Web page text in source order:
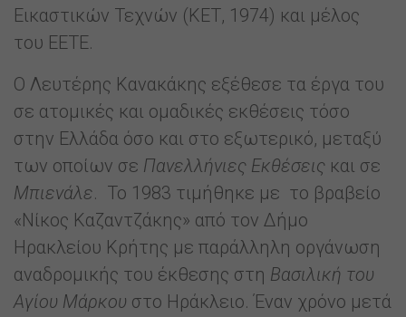
Εικαστικών Τεχνών (ΚΕΤ, 1974) και μέλος
του ΕΕΤΕ.
Ο Λευτέρης Κανακάκης εξέθεσε τα έργα του
σε ατομικές και ομαδικές εκθέσεις τόσο
στην Ελλάδα όσο και στο εξωτερικό, μεταξύ
των οποίων σε Πανελλήνιες Εκθέσεις και σε
Μπιενάλε. Το 1983 τιμήθηκε με το βραβείο
«Νίκος Καζαντζάκης» από τον Δήμο
Ηρακλείου Κρήτης με παράλληλη οργάνωση
αναδρομικής του έκθεσης στη Βασιλική του
Αγίου Μάρκου στο Ηράκλειο. Έναν χρόνο μετά